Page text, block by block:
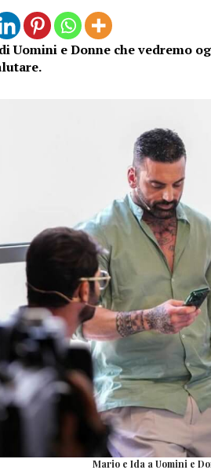
Uomini e Donne che vedremo
Mario e Ida a Uomini e